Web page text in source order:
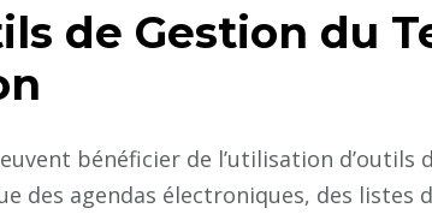
de Gestion du
bénéficier de l’utilisation d’outils
des agendas électroniques, des listes